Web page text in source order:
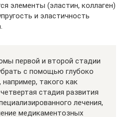
элементы (эластин, коллаген)
и эластичность
первой и второй стадии
с помощью глубоко
такого как
стадия развития
лечения,
медикаментозных